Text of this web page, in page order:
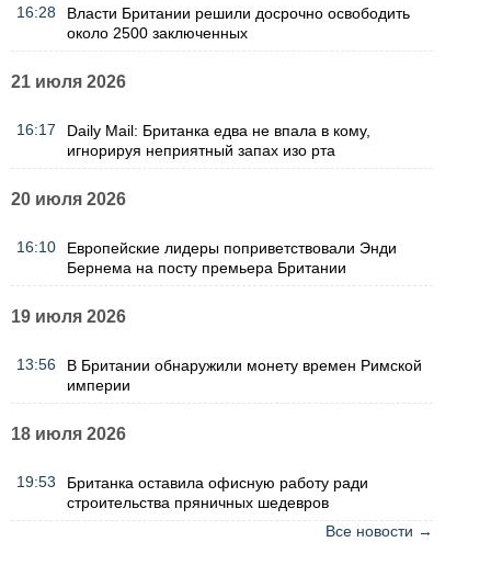
16:28
Власти Британии решили досрочно освободить
около 2500 заключенных
21 июля 2026
16:17
Daily Mail: Британка едва не впала в кому,
игнорируя неприятный запах изо рта
20 июля 2026
16:10
Европейские лидеры поприветствовали Энди
Бернема на посту премьера Британии
19 июля 2026
13:56
В Британии обнаружили монету времен Римской
империи
18 июля 2026
19:53
Британка оставила офисную работу ради
строительства пряничных шедевров
Все новости →